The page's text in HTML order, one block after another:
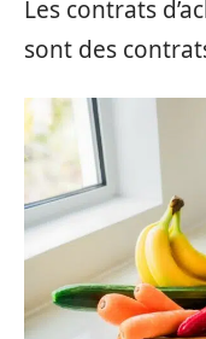
Les contrats
sont des